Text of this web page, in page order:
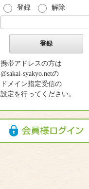
登録
解除
携帯アドレスの方は
@sakai-syakyo.netの
ドメイン指定受信の
設定を行ってください。